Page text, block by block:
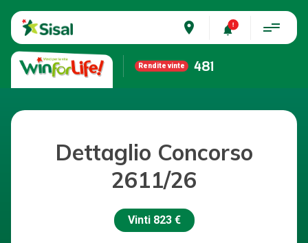
place
Rendite vinte 481
Dettaglio Concorso
2611/26
Vinti 823 €